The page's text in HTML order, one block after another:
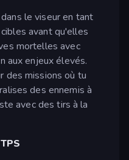
le viseur en tant
avant qu'elles
mortelles avec
aux enjeux élevés.
des missions où tu
des ennemis à
avec des tirs à la